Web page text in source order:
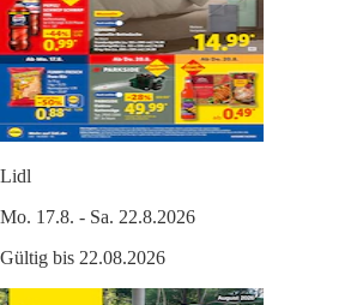
Lidl
Mo. 17.8. - Sa. 22.8.2026
Gültig bis 22.08.2026